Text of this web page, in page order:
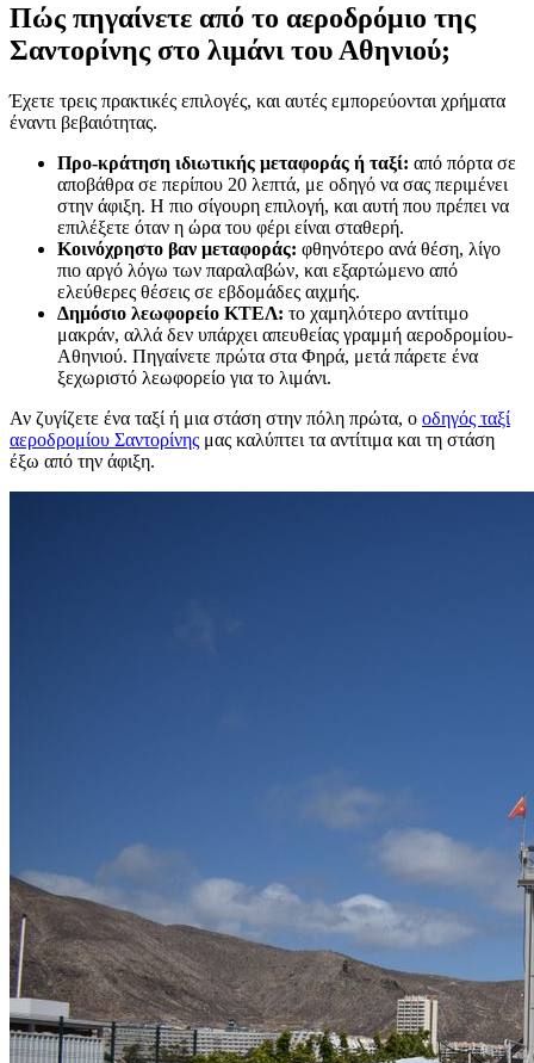
Πώς πηγαίνετε από το αεροδρόμιο της
Σαντορίνης στο λιμάνι του Αθηνιού;
Έχετε τρεις πρακτικές επιλογές, και αυτές εμπορεύονται χρήματα
έναντι βεβαιότητας.
Προ-κράτηση ιδιωτικής μεταφοράς ή ταξί: από πόρτα σε
αποβάθρα σε περίπου 20 λεπτά, με οδηγό να σας περιμένει
στην άφιξη. Η πιο σίγουρη επιλογή, και αυτή που πρέπει να
επιλέξετε όταν η ώρα του φέρι είναι σταθερή.
Κοινόχρηστο βαν μεταφοράς: φθηνότερο ανά θέση, λίγο
πιο αργό λόγω των παραλαβών, και εξαρτώμενο από
ελεύθερες θέσεις σε εβδομάδες αιχμής.
Δημόσιο λεωφορείο ΚΤΕΛ: το χαμηλότερο αντίτιμο
μακράν, αλλά δεν υπάρχει απευθείας γραμμή αεροδρομίου-
Αθηνιού. Πηγαίνετε πρώτα στα Φηρά, μετά πάρετε ένα
ξεχωριστό λεωφορείο για το λιμάνι.
Αν ζυγίζετε ένα ταξί ή μια στάση στην πόλη πρώτα, ο οδηγός ταξί
αεροδρομίου Σαντορίνης μας καλύπτει τα αντίτιμα και τη στάση
έξω από την άφιξη.